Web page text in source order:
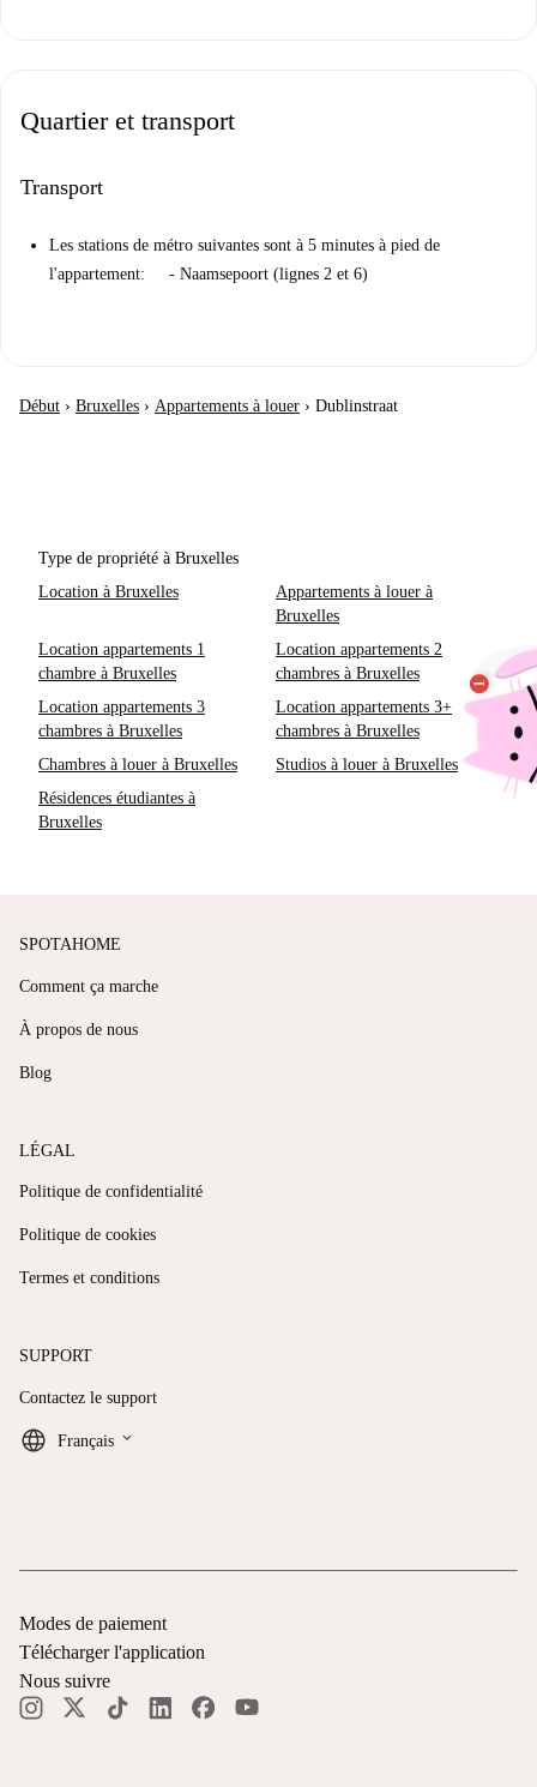
Quartier et transport
Transport
Les stations de métro suivantes sont à 5 minutes à pied de
l'appartement: - Naamsepoort (lignes 2 et 6)
Début › Bruxelles › Appartements à louer › Dublinstraat
Type de propriété à Bruxelles
Location à Bruxelles
Appartements à louer à
Bruxelles
Location appartements 1
chambre à Bruxelles
Location appartements 2
chambres à Bruxelles
Location appartements 3
chambres à Bruxelles
Location appartements 3+
chambres à Bruxelles
Chambres à louer à Bruxelles
Studios à louer à Bruxelles
Résidences étudiantes à
Bruxelles
SPOTAHOME
Comment ça marche
À propos de nous
Blog
LÉGAL
Politique de confidentialité
Politique de cookies
Termes et conditions
SUPPORT
Contactez le support
Français keyboard_arrow_down
Modes de paiement
Télécharger l'application
Nous suivre